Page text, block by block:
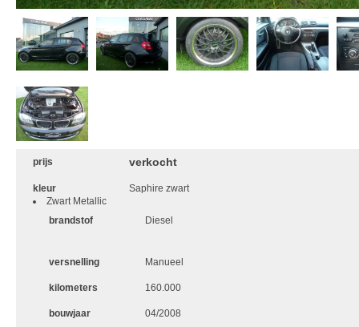
prijs verkocht
kleur
Saphire zwart
Zwart Metallic
brandstof
Diesel
versnelling Manueel
kilometers 160.000
bouwjaar 04/2008